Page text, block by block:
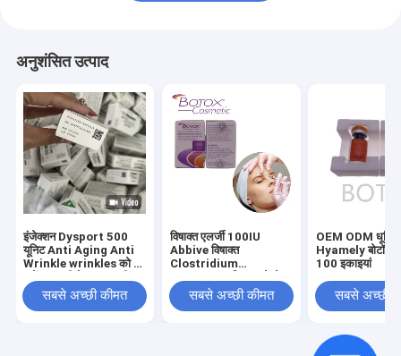
अनुशंसित उत्पाद
इंजेक्शन Dysport 500
यूनिट Anti Aging Anti
Wrinkle wrinkles को दूर
सूखा पाउडर
सबसे अच्छी कीमत
विषाक्त एलर्जी 100IU
Abbive विषाक्त
Clostridium
की रेखाओं को हटाने के लिए
सबसे अच्छी कीमत
OEM ODM धूमिल
Hyamely
100 इकाइयां
सबसे अच्छी